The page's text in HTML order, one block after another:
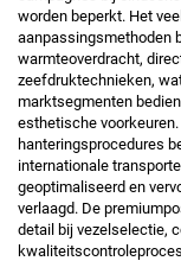
worden beperkt. Het
aanpassingsmethoden
warmteoverdracht,
zeefdruktechnieken,
marktsegmenten
esthetische
hanteringsprocedures
internationale
geoptimaliseerd en
verlaagd. De
detail bij vezelselectie,